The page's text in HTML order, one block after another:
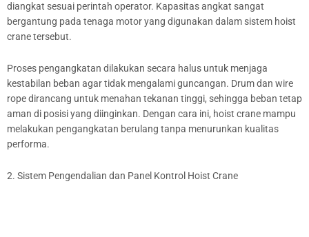
diangkat sesuai perintah operator. Kapasitas angkat sangat
bergantung pada tenaga motor yang digunakan dalam sistem hoist
crane tersebut.
Proses pengangkatan dilakukan secara halus untuk menjaga
kestabilan beban agar tidak mengalami guncangan. Drum dan wire
rope dirancang untuk menahan tekanan tinggi, sehingga beban tetap
aman di posisi yang diinginkan. Dengan cara ini, hoist crane mampu
melakukan pengangkatan berulang tanpa menurunkan kualitas
performa.
2. Sistem Pengendalian dan Panel Kontrol Hoist Crane